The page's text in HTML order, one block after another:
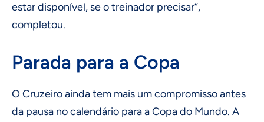
estar disponível, se o treinador precisar”,
completou.
Parada para a Copa
O Cruzeiro ainda tem mais um compromisso antes
da pausa no calendário para a Copa do Mundo. A